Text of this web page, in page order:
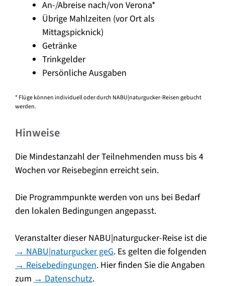
An-/Abreise nach/von Verona*
Übrige Mahlzeiten (vor Ort als
Mittagspicknick)
Getränke
Trinkgelder
Persönliche Ausgaben
* Flüge können individuell oder durch NABU|naturgucker-Reisen gebucht
werden.
Hinweise
Die Mindestanzahl der Teilnehmenden muss bis 4
Wochen vor Reisebeginn erreicht sein.
Die Programmpunkte werden von uns bei Bedarf
den lokalen Bedingungen angepasst.
Veranstalter dieser NABU|naturgucker-Reise ist die
→ NABU|naturgucker geG. Es gelten die folgenden
→ Reisebedingungen. Hier finden Sie die Angaben
zum → Datenschutz.